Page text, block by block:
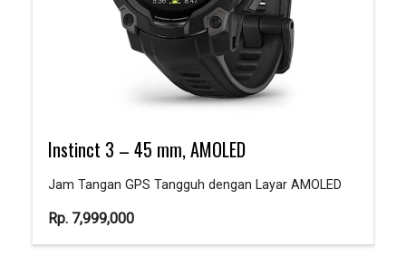
Instinct 3 – 45 mm, AMOLED
Jam Tangan GPS Tangguh dengan Layar AMOLED
Rp. 7,999,000